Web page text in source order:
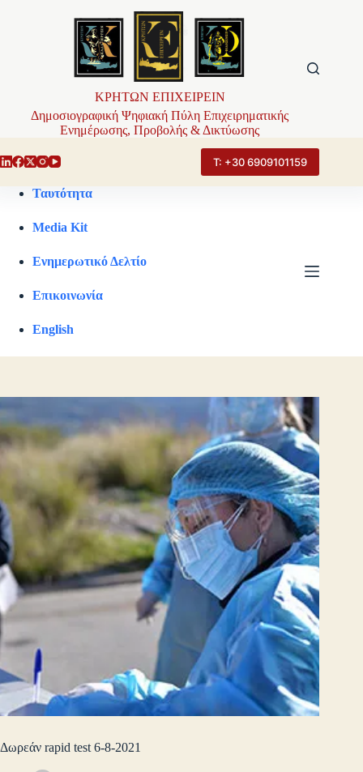
ΚΡΗΤΩΝ ΕΠΙΧΕΙΡΕΙΝ
Δημοσιογραφική Ψηφιακή Πύλη Επιχειρηματικής
Ενημέρωσης, Προβολής & Δικτύωσης
Τ: +30 6909101159
Ταυτότητα
Media Kit
Ενημερωτικό Δελτίο
Επικοινωνία
English
Δωρεάν rapid test 6-8-2021